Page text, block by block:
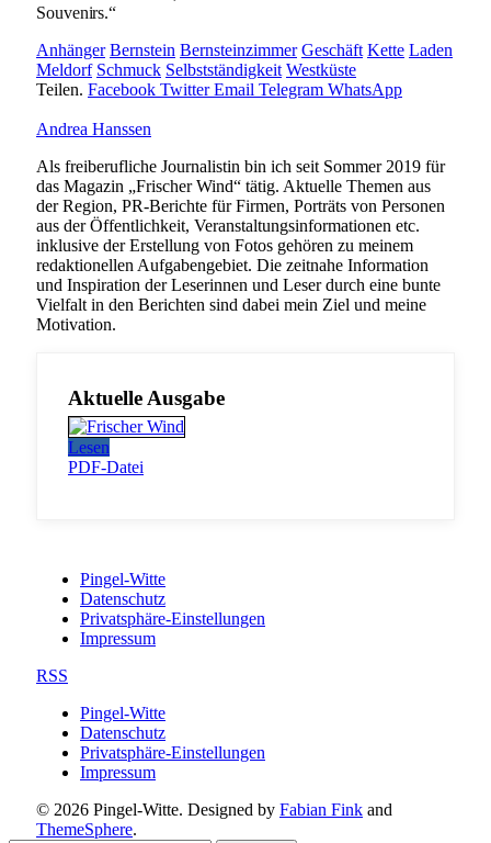
Souvenirs.“
Anhänger Bernstein Bernsteinzimmer Geschäft Kette Laden
Meldorf Schmuck Selbstständigkeit Westküste
Teilen. Facebook Twitter Email Telegram WhatsApp
Andrea Hanssen
Als freiberufliche Journalistin bin ich seit Sommer 2019 für
das Magazin „Frischer Wind“ tätig. Aktuelle Themen aus
der Region, PR-Berichte für Firmen, Porträts von Personen
aus der Öffentlichkeit, Veranstaltungsinformationen etc.
inklusive der Erstellung von Fotos gehören zu meinem
redaktionellen Aufgabengebiet. Die zeitnahe Information
und Inspiration der Leserinnen und Leser durch eine bunte
Vielfalt in den Berichten sind dabei mein Ziel und meine
Motivation.
Aktuelle Ausgabe
Lesen
PDF-Datei
Pingel-Witte
Datenschutz
Privatsphäre-Einstellungen
Impressum
RSS
Pingel-Witte
Datenschutz
Privatsphäre-Einstellungen
Impressum
© 2026 Pingel-Witte. Designed by Fabian Fink and
ThemeSphere.